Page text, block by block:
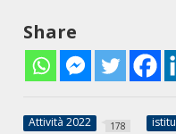
Share
Attività 2022 178